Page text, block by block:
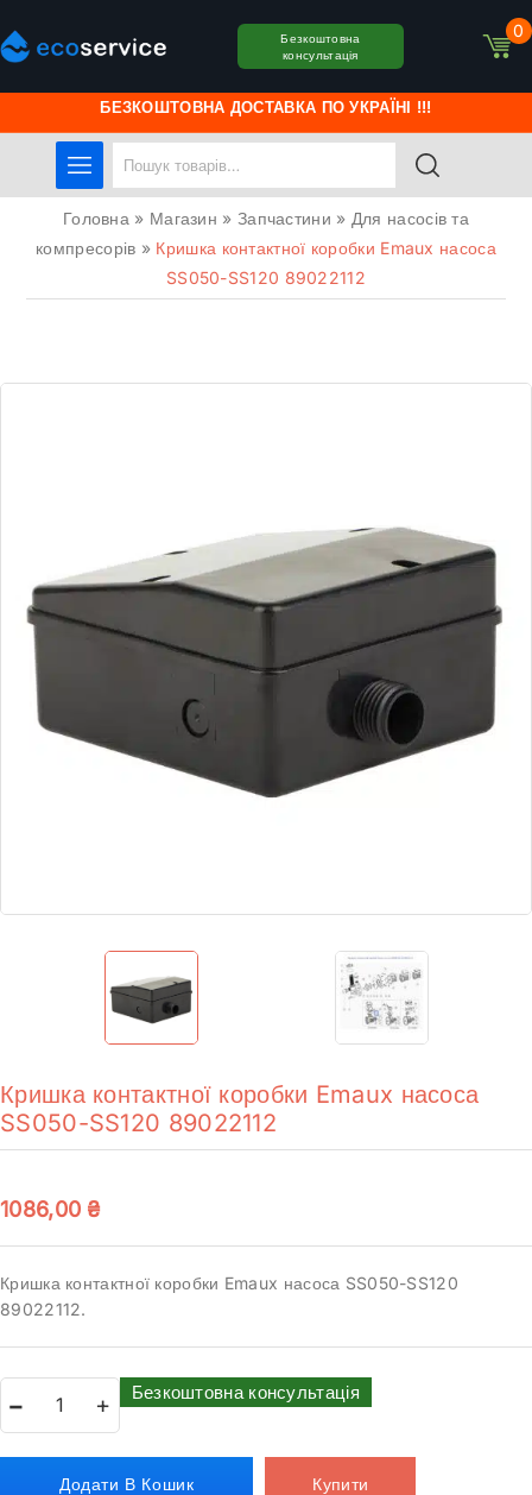
БЕЗКОШТОВНА ДОСТАВКА ПО УКРАЇНІ !!!
Безкоштовна
консультація
0
Головна » Магазин » Запчастини » Для насосів та
компресорів » Кришка контактної коробки Emaux насоса
SS050-SS120 89022112
Кришка контактної коробки Emaux насоса
SS050-SS120 89022112
1086,00 ₴
Кришка контактної коробки Emaux насоса SS050-SS120
89022112.
Додати В Кошик Купити
Безкоштовна консультація